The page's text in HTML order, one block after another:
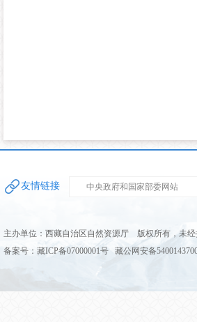
友情链接 中央政府和国家部委网站
主办单位：西藏自治区自然资源厅 版权所有，未经
备案号：藏ICP备07000001号 藏公网安备